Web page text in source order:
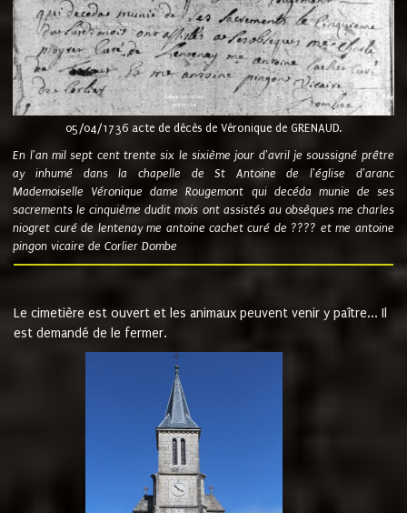
05/04/1736 acte de décès de Véronique de GRENAUD.
En l'an mil sept cent trente six le sixième jour d'avril je soussigné prêtre
ay inhumé dans la chapelle de St Antoine de l'église d'aranc
Mademoiselle Véronique dame Rougemont qui decéda munie de ses
sacrements le cinquième dudit mois ont assistés au obsèques me charles
niogret curé de lentenay me antoine cachet curé de ???? et me antoine
pingon vicaire de Corlier Dombe
Le cimetière est ouvert et les animaux peuvent venir y paître... Il
est demandé de le fermer.